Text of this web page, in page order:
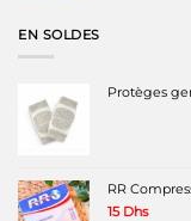
EN SOLDES
Protèges
RR
15 Dhs